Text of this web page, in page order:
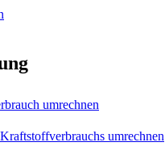
umrechnen
umrechnen